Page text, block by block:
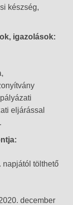
készség,
igazolások:
eljárással
napjától tölthető
december